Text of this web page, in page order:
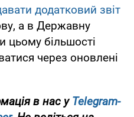
додатковий звіт
а в Державну
цьому більшості
через оновлені
в нас уTelegram-